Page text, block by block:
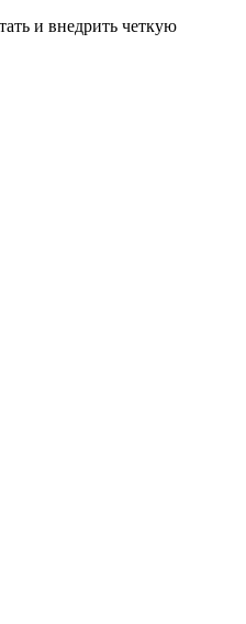
и внедрить четкую